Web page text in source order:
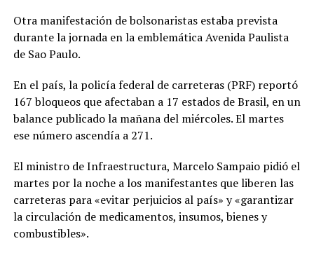
Otra manifestación de bolsonaristas estaba prevista
durante la jornada en la emblemática Avenida Paulista
de Sao Paulo.
En el país, la policía federal de carreteras (PRF) reportó
167 bloqueos que afectaban a 17 estados de Brasil, en un
balance publicado la mañana del miércoles. El martes
ese número ascendía a 271.
El ministro de Infraestructura, Marcelo Sampaio pidió el
martes por la noche a los manifestantes que liberen las
carreteras para «evitar perjuicios al país» y «garantizar
la circulación de medicamentos, insumos, bienes y
combustibles».